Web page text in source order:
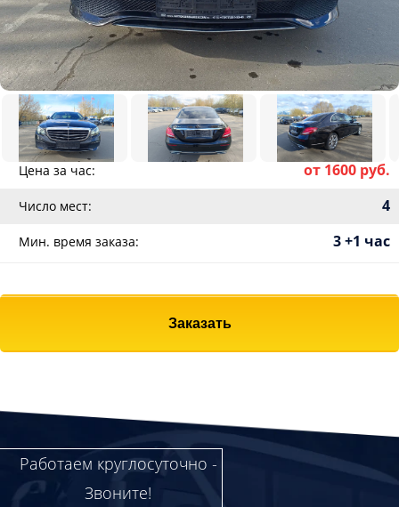
Цена за час: от 1600 руб.
Число мест: 4
Мин. время заказа: 3 +1 час
Заказать
Работаем круглосуточно -
Звоните!